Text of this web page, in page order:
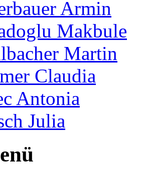
Armin
Makbule
Martin
Claudia
Antonia
Julia